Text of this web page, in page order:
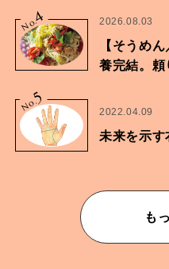
No.4 2026.08.03
【そうめ
養完結。頼
No.
5
2022.04.09
未来を示す
も